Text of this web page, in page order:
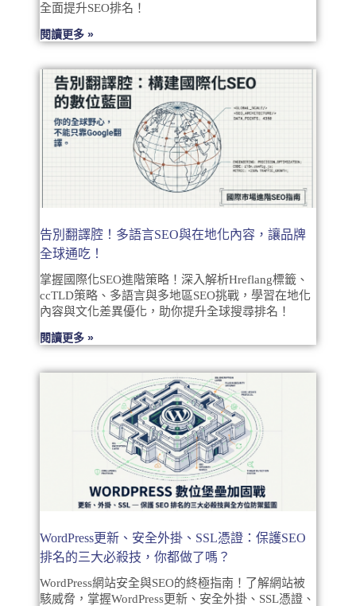
全面提升SEO排名！
閱讀更多 »
告別翻譯腔！多語言SEO與在地化內容，讓品牌
全球通吃！
掌握國際化SEO進階策略！深入解析Hreflang標籤、
ccTLD策略、多語言與多地區SEO挑戰，學習在地化
內容與文化差異優化，助你提升全球搜尋排名！
閱讀更多 »
WordPress更新、安全外掛、SSL憑證：保護SEO
排名的三大必殺技，你都做了嗎？
WordPress網站安全與SEO的終極指南！了解網站被
駭威脅，掌握WordPress更新、安全外掛、SSL憑證、